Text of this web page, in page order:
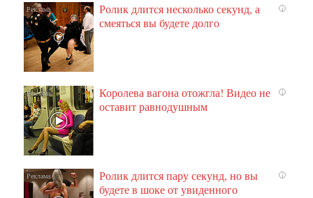
i
Ролик длится несколько секунд, а
смеяться вы будете долго
i
Королева вагона отожгла! Видео не
оставит равнодушным
i
Ролик длится пару секунд, но вы
будете в шоке от увиденного